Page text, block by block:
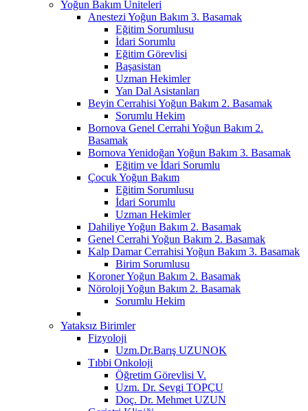
Yoğun Bakım Üniteleri
Anestezi Yoğun Bakım 3. Basamak
Eğitim Sorumlusu
İdari Sorumlu
Eğitim Görevlisi
Başasistan
Uzman Hekimler
Yan Dal Asistanları
Beyin Cerrahisi Yoğun Bakım 2. Basamak
Sorumlu Hekim
Bornova Genel Cerrahi Yoğun Bakım 2.
Basamak
Bornova Yenidoğan Yoğun Bakım 3. Basamak
Eğitim ve İdari Sorumlu
Çocuk Yoğun Bakım
Eğitim Sorumlusu
İdari Sorumlu
Uzman Hekimler
Dahiliye Yoğun Bakım 2. Basamak
Genel Cerrahi Yoğun Bakım 2. Basamak
Kalp Damar Cerrahisi Yoğun Bakım 3. Basamak
Birim Sorumlusu
Koroner Yoğun Bakım 2. Basamak
Nöroloji Yoğun Bakım 2. Basamak
Sorumlu Hekim
Yataksız Birimler
Fizyoloji
Uzm.Dr.Barış UZUNOK
Tıbbi Onkoloji
Öğretim Görevlisi V.
Uzm. Dr. Sevgi TOPÇU
Doç. Dr. Mehmet UZUN